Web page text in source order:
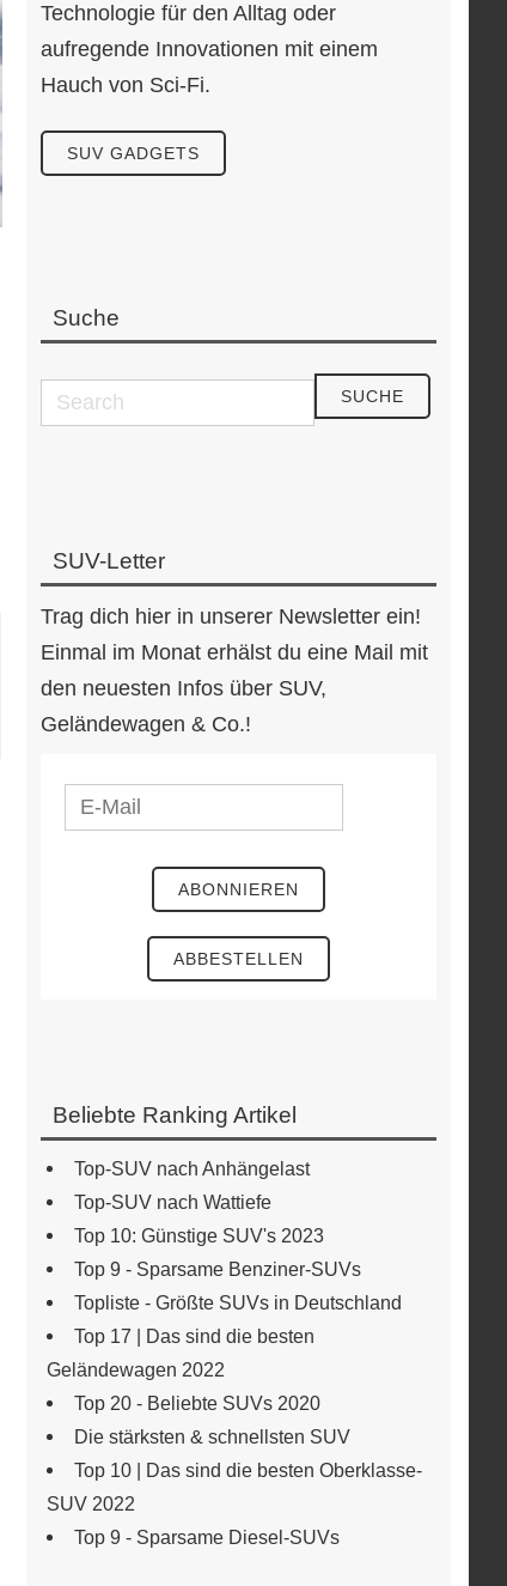
Technologie für den Alltag oder
aufregende Innovationen mit einem
Hauch von Sci-Fi.
SUV GADGETS
Suche
SUV-Letter
Trag dich hier in unserer Newsletter ein!
Einmal im Monat erhälst du eine Mail mit
den neuesten Infos über SUV,
Geländewagen & Co.!
Beliebte Ranking Artikel
Top-SUV nach Anhängelast
Top-SUV nach Wattiefe
Top 10: Günstige SUV's 2023
Top 9 - Sparsame Benziner-SUVs
Topliste - Größte SUVs in Deutschland
Top 17 | Das sind die besten
Geländewagen 2022
Top 20 - Beliebte SUVs 2020
Die stärksten & schnellsten SUV
Top 10 | Das sind die besten Oberklasse-
SUV 2022
Top 9 - Sparsame Diesel-SUVs